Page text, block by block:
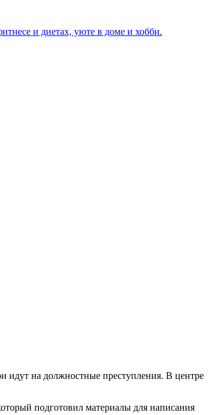
на должностные преступления. В центре
подготовил материалы для написания